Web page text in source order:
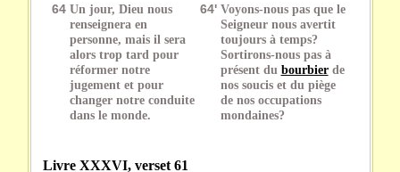
64 Un jour, Dieu nous
renseignera en
personne, mais il sera
alors trop tard pour
réformer notre
jugement et pour
changer notre conduite
dans le monde.
64' Voyons-nous pas que le
Seigneur nous avertit
toujours à temps?
Sortirons-nous pas à
présent du bourbierde
nos soucis et du piège
de nos occupations
mondaines?
Livre XXXVI, verset 61